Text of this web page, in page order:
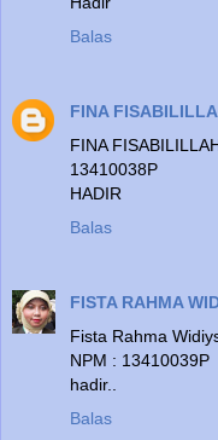
Balas
FINA
FINA
13410038P
HADIR
Balas
FISTA RAHMA
Fista Rahma
NPM : 13410039P
hadir..
Balas